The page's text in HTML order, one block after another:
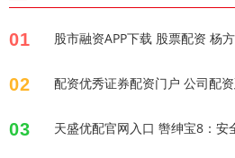
01 股市融资APP下载 股票配资 杨
02 配资优秀证券配资门户 公司配
03 天盛优配官网入口 辔绅宝8：安